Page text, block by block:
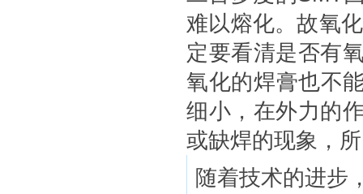
难以熔化。故氧
定要看清是否有
氧化的焊膏也不
细小，在外力的
或缺焊的现象，
随着技术的进步